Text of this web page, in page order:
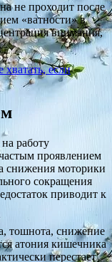
не проходит после
«ватности» в
внимания,
если
работу
проявлением
снижения моторики
сокращения
приводит к
тошнота, снижение
атония кишечника
перестает